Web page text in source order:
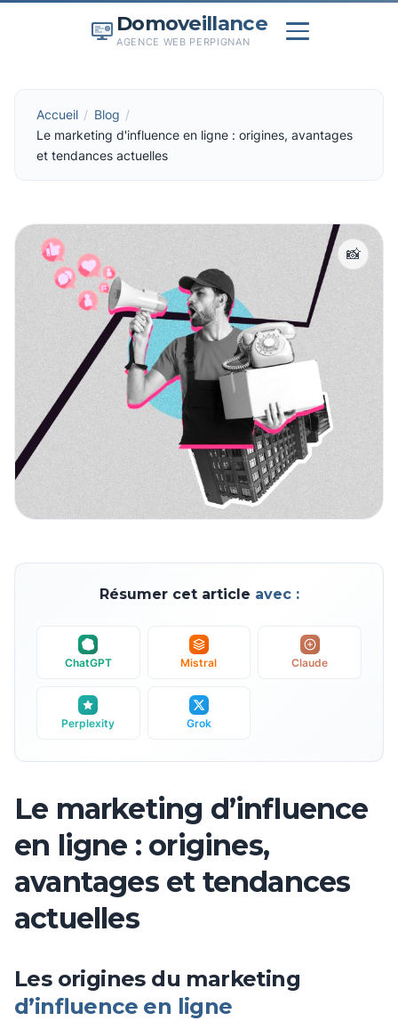
Domoveillance
AGENCE WEB PERPIGNAN
Accueil
Blog
Le marketing d'influence en ligne : origines, avantages
et tendances actuelles
Résumer cet article avec :
ChatGPT Mistral Claude
Perplexity Grok
Le marketing d’influence
en ligne : origines,
avantages et tendances
actuelles
Les origines du marketing
d’influence en ligne